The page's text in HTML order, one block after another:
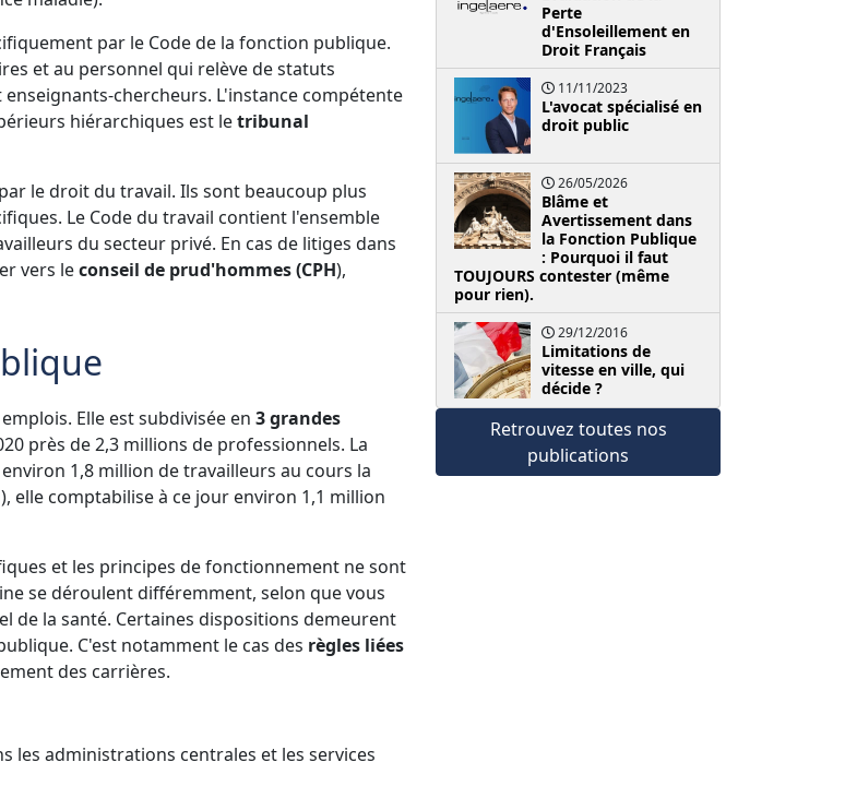
par le Code de la fonction publique.
et au personnel qui relève de statuts
chercheurs. L'instance compétente
hiérarchiques est letribunal
le droit du travail. Ils sont beaucoup plus
Le Code du travail contient l'ensemble
du secteur privé. En cas de litiges dans
vers leconseil de prud'hommes (CPH),
Elle est subdivisée en 3 grandes
près de 2,3 millions de professionnels. La
1,8 million de travailleurs au cours la
elle comptabilise à ce jour environ 1,1 million
et les principes de fonctionnement ne sont
se déroulent différemment, selon que vous
la santé. Certaines dispositions demeurent
C'est notamment le cas des règles liées
des carrières.
les administrations centrales et les services
Perte
d'Ensoleillement en
Droit Français
11/11/2023
L'avocat spécialisé en
droit public
26/05/2026
Blâme et
Avertissement dans
la Fonction Publique
: Pourquoi il faut
TOUJOURS contester (même
pour rien).
29/12/2016
Limitations de
vitesse en ville, qui
décide ?
Retrouvez toutes nos
publications